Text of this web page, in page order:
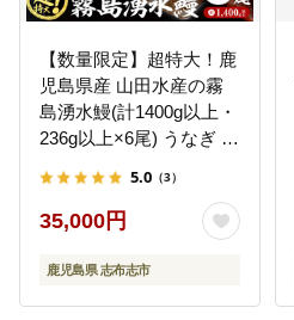
【数量限定】超特大！鹿
児島県産 山田水産の霧
島湧水鰻(計1400g以上・
236g以上×6尾) うなぎ 鰻
蒲焼き かばやき 冷凍 う
な重 ひつまぶし タレ 山
椒 ランキング 人気 c5-
039-yy
5.0 （3）
35,000円
鹿児島県 志布志市